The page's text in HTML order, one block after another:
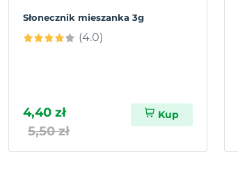
Słonecznik mieszanka 3g
(4.0)
4,40 zł
5,50 zł
Kup